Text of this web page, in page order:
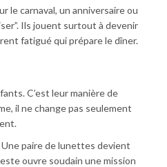
le carnaval, un anniversaire ou
Ils jouent surtout à devenir
fatigué qui prépare le dîner.
C’est leur manière de
il ne change pas seulement
paire de lunettes devient
ouvre soudain une mission